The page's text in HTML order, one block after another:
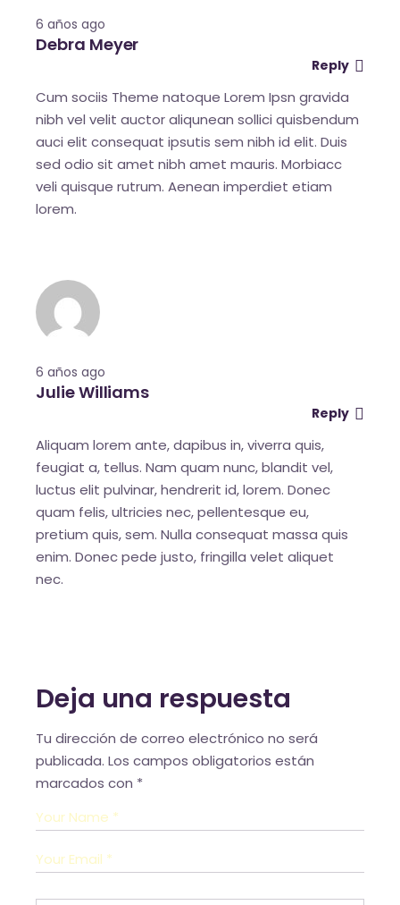
6 años ago
Debra Meyer
Reply
Cum sociis Theme natoque Lorem Ipsn gravida
nibh vel velit auctor aliqunean sollici quisbendum
auci elit consequat ipsutis sem nibh id elit. Duis
sed odio sit amet nibh amet mauris. Morbiacc
veli quisque rutrum. Aenean imperdiet etiam
lorem.
6 años ago
Julie Williams
Reply
Aliquam lorem ante, dapibus in, viverra quis,
feugiat a, tellus. Nam quam nunc, blandit vel,
luctus elit pulvinar, hendrerit id, lorem. Donec
quam felis, ultricies nec, pellentesque eu,
pretium quis, sem. Nulla consequat massa quis
enim. Donec pede justo, fringilla velet aliquet
nec.
Deja una respuesta
Tu dirección de correo electrónico no será
publicada. Los campos obligatorios están
marcados con *